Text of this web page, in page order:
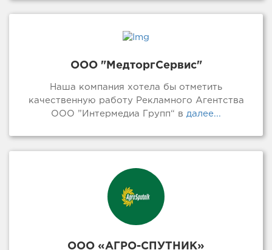
ООО "МедторгСервис"
Наша компания хотела бы отметить
качественную работу Рекламного Агентства
ООО ”Интермедиа Групп“ в далее...
ООО «АГРО-СПУТНИК»